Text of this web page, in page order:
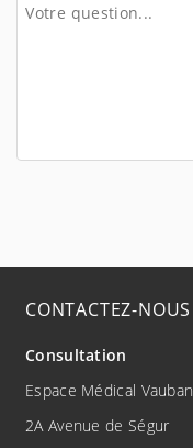
CONTACTEZ-NOUS
Consultation
Espace Médical Vauban
2A Avenue de Ségur